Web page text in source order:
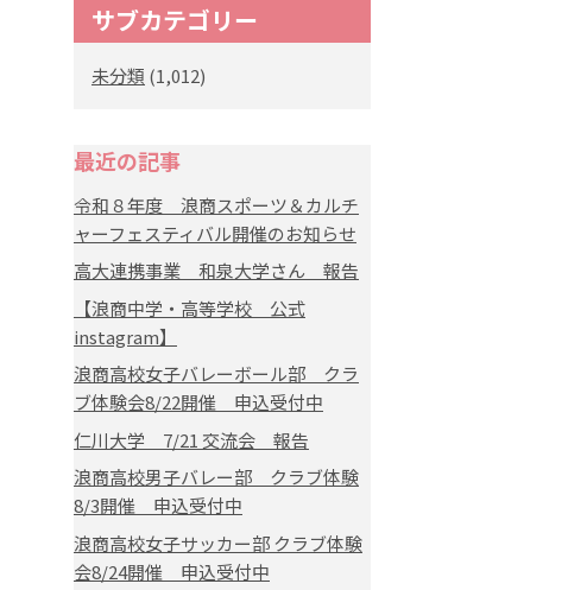
サブカテゴリー
未分類 (1,012)
最近の記事
令和８年度 浪商スポーツ＆カルチ
ャーフェスティバル開催のお知らせ
高大連携事業 和泉大学さん 報告
【浪商中学・高等学校 公式
instagram】
浪商高校女子バレーボール部 クラ
ブ体験会8/22開催 申込受付中
仁川大学 7/21 交流会 報告
浪商高校男子バレー部 クラブ体験
8/3開催 申込受付中
浪商高校女子サッカー部 クラブ体験
会8/24開催 申込受付中